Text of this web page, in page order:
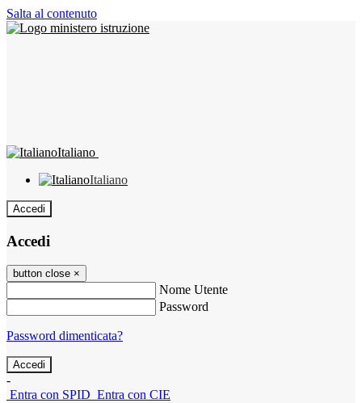
Salta al contenuto
Italiano
Italiano
Accedi
Accedi
button close ×
Nome Utente
Password
Password dimenticata?
-
Entra con SPID Entra con CIE